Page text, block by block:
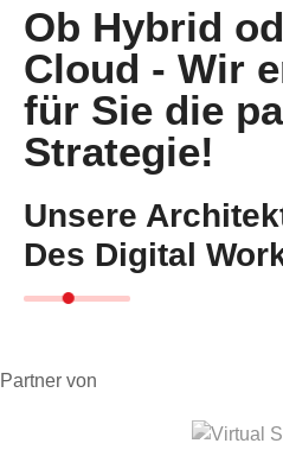
Ob Hybrid
Cloud - Wir
für Sie die
Strategie!
Unsere
Des Digital
Partner von